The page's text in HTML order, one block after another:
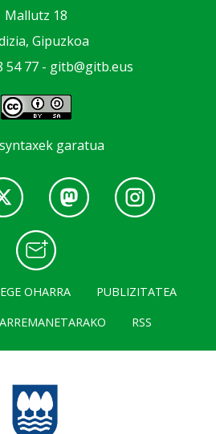
Mallutz 18
Gipuzkoa
54 77 - gitb@gitb.eus
garatua
OHARRA
PUBLIZITATEA
RSS